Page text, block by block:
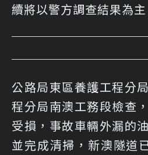
續將以警方調查結果為主
公路局東區養護工程分
程分局南澳工務段檢查
受損，事故車輛外漏的
並完成清掃，新澳隧道